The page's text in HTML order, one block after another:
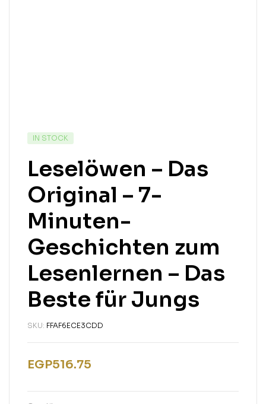
IN STOCK
Leselöwen – Das
Original – 7-
Minuten-
Geschichten zum
Lesenlernen – Das
Beste für Jungs
SKU: FFAF6ECE3CDD
EGP516.75